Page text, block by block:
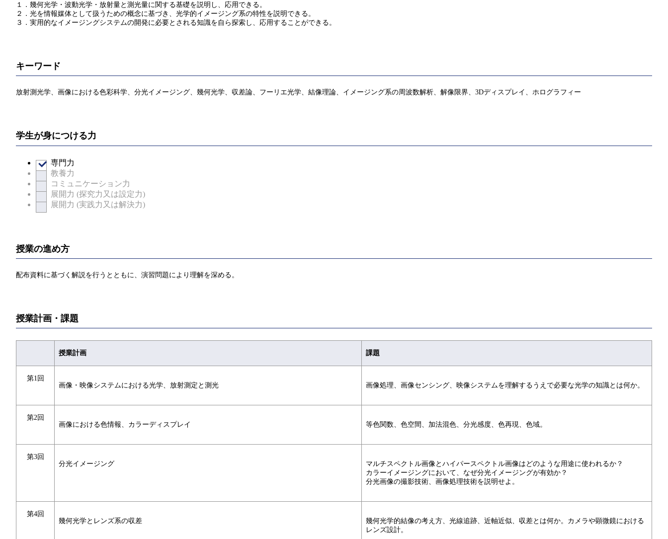
１．幾何光学・波動光学・放射量と測光量に関する基礎を説明し、応用できる。
２．光を情報媒体として扱うための概念に基づき、光学的イメージング系の特性を説明できる。
３．実用的なイメージングシステムの開発に必要とされる知識を自ら探索し、応用することができる。
キーワード
放射測光学、画像における色彩科学、分光イメージング、幾何光学、収差論、フーリエ光学、結像理論、イメージング系の周波数解析、解像限界、3Dディスプレイ、ホログラフィー
学生が身につける力
専門力
教養力
コミュニケーション力
展開力 (探究力又は設定力)
展開力 (実践力又は解決力)
授業の進め方
配布資料に基づく解説を行うとともに、演習問題により理解を深める。
授業計画・課題
授業計画 課題
第1回
画像・映像システムにおける光学、放射測定と測光
画像処理、画像センシング、映像システムを理解するうえで必要な光学の知識とは何か。
第2回
画像における色情報、カラーディスプレイ
等色関数、色空間、加法混色、分光感度、色再現、色域。
第3回
分光イメージング
マルチスペクトル画像とハイパースペクトル画像はどのような用途に使われるか？
カラーイメージングにおいて、なぜ分光イメージングが有効か？
分光画像の撮影技術、画像処理技術を説明せよ。
第4回
幾何光学とレンズ系の収差
幾何光学的結像の考え方、光線追跡、近軸近似、収差とは何か。カメラや顕微鏡における
レンズ設計。